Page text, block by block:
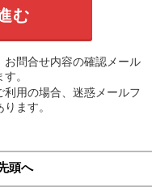
問合せ内容の確認メール
。
用の場合、迷惑メールフ
ます。
頭へ